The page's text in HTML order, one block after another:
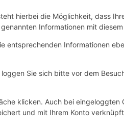
hierbei die Möglichkeit, dass
Informationen mit
entsprechenden Informationen
Sie sich bitte vor dem
klicken. Auch bei
und mit Ihrem Konto